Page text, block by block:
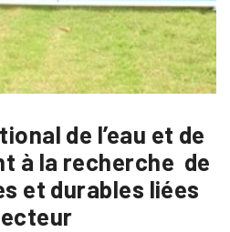
de l’eau et de
à la recherche de
et durables liées